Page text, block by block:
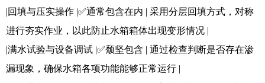
|回填与压实操作 |✅通常包含在内 | 采用分层回填方式，对称
进行夯实作业，以此防止水箱箱体出现变形情况 |
|满水试验与设备调试 |✅颓坚包含 | 通过检查判断是否存在渗
漏现象，确保水箱各项功能能够正常运行 |